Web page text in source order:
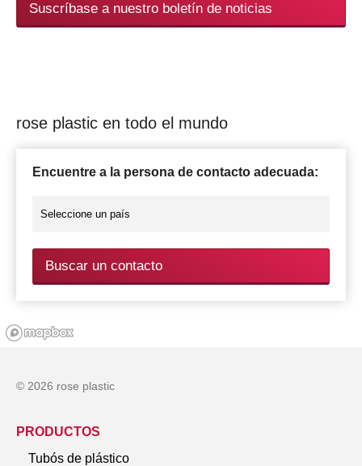
Suscríbase a nuestro boletín de noticias
rose plastic en todo el mundo
Encuentre a la persona de contacto adecuada:
Buscar un contacto
© 2026 rose plastic
PRODUCTOS
Tubós de plástico